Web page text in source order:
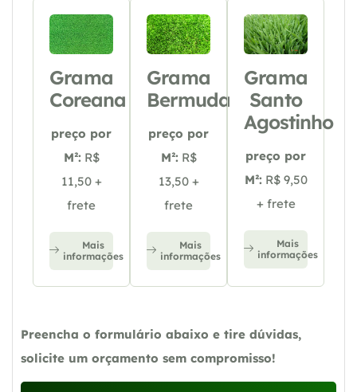
Grama
Coreana
preço por
M²: R$
11,50 +
frete
Mais
informações
Grama
Bermuda
preço por
M²: R$
13,50 +
frete
Mais
informações
Grama
Santo
Agostinho
preço por
M²: R$ 9,50
+ frete
Mais
informações
Preencha o formulário abaixo e tire dúvidas,
solicite um orçamento sem compromisso!